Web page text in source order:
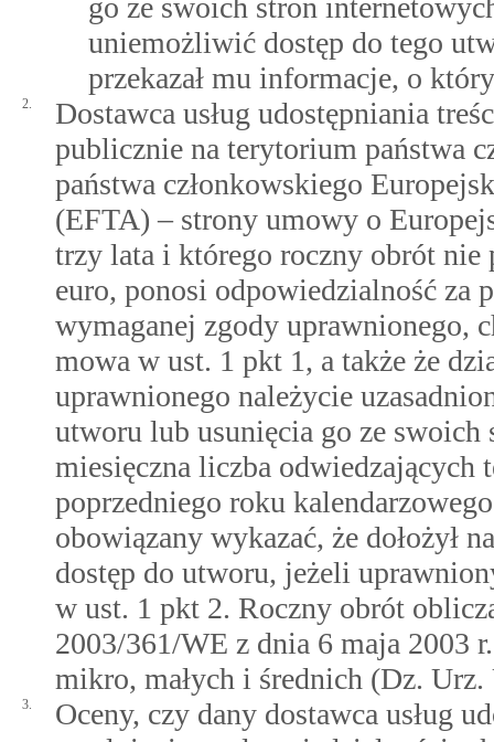
go ze swoich stron
uniemożliwić dostęp do tego
przekazał mu informacje, o
2.
Dostawca usług udostępniania
publicznie na terytorium państwa
państwa członkowskiego
(EFTA) – strony umowy o
trzy lata i którego roczny obrót
euro, ponosi odpowiedzialność za
wymaganej zgody uprawnionego,
mowa w ust. 1 pkt 1, a także że
uprawnionego należycie
utworu lub usunięcia go ze
miesięczna liczba odwiedzających
poprzedniego roku
obowiązany wykazać, że dołożył
dostęp do utworu, jeżeli
w ust. 1 pkt 2. Roczny obrót
2003/361/WE z dnia 6 maja 2003
mikro, małych i średnich (Dz.
3.
Oceny, czy dany dostawca usług